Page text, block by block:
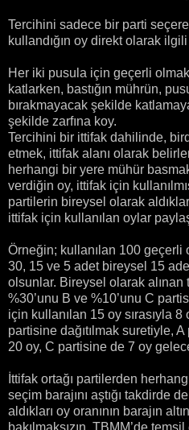
Tercihini sadece bir parti
kullandığın oy direkt olarak
Her iki pusula için geçerli
katlarken, bastığın mührün,
bırakmayacak şekilde
şekilde zarfına koy.
Tercihini bir ittifak dahilinde,
etmek, ittifak alanı olarak
herhangi bir yere mühür
verdiğin oy, ittifak için
partilerin bireysel olarak
ittifak için kullanılan oylar
Örneğin; kullanılan 100 geçerli
30, 15 ve 5 adet bireysel 15
olsunlar. Bireysel olarak alınan
%30’unu B ve %10’unu C
için kullanılan 15 oy sırasıyla
partisine dağıtılmak suretiyle,
20 oy, C partisine de 7 oy
İttifak ortağı partilerden
seçim barajını aştığı takdirde
aldıkları oy oranının barajın
bakılmaksızın, TBMM’de